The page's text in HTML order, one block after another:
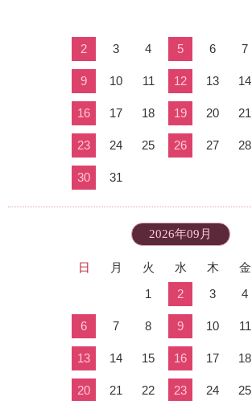
2 3 4 5 6 7
9 10 11 12 13 14
16 17 18 19 20 21
23 24 25 26 27 28
30 31
2026年09月
日 月 火 水 木 金
1
2 3 4
6 7 8 9 10 11
13 14 15 16 17 18
20 21 22 23 24 25